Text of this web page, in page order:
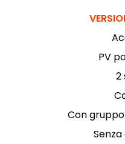
PV
2
Con